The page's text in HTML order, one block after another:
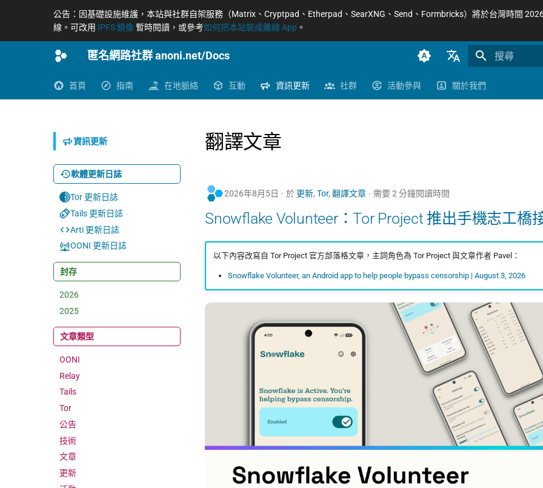
公告：因基礎設施維護，本站與社群自架服務（Matrix、Cryptpad、Etherpad、SearXNG、Send、Formbricks）將於台灣時間
線。可改用 IPFS 鏡像 暫時閱讀，或參考如何把本站裝成離線 App 。
匿名網路社群 anoni.net/Docs
臺灣正體（zh-TW）
首頁 指南 在地脈絡 互動 資訊更新 社群 活動參與 關於我們
資訊更新
軟體更新日誌
Tor 更新日誌
Tails 更新日誌
Arti 更新日誌
OONI 更新日誌
封存
2026
2025
文章類型
OONI
Relay
Tails
Tor
公告
技術
文章
更新
翻譯文章
2026年8月5日 於 更新, Tor, 翻譯文章 需要 2 分鐘閱讀時間
Snowflake Volunteer：Tor Project 推出手機志工橋
以下內容改寫自 Tor Project 官方部落格文章，主詞角色為 Tor Project 與文章作者 Pavel：
Snowflake Volunteer, an Android app to help people bypass censorship | August 3, 2026